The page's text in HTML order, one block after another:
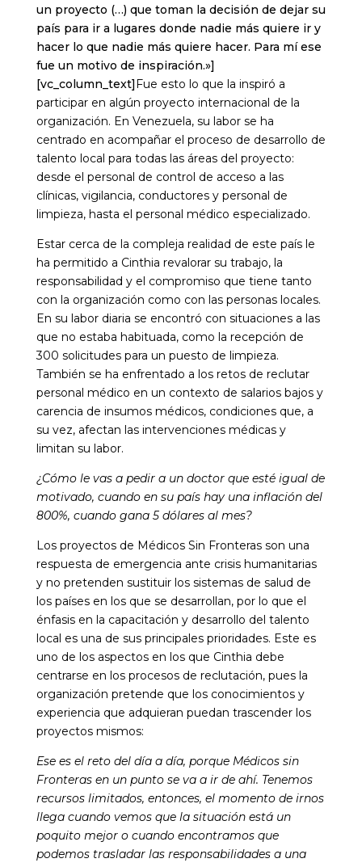
un proyecto (…) que toman la decisión de dejar su
país para ir a lugares donde nadie más quiere ir y
hacer lo que nadie más quiere hacer. Para mí ese
fue un motivo de inspiración.»]
[vc_column_text] Fue esto lo que la inspiró a
participar en algún proyecto internacional de la
organización. En Venezuela, su labor se ha
centrado en acompañar el proceso de desarrollo de
talento local para todas las áreas del proyecto:
desde el personal de control de acceso a las
clínicas, vigilancia, conductores y personal de
limpieza, hasta el personal médico especializado.
Estar cerca de la compleja realidad de este país le
ha permitido a Cinthia revalorar su trabajo, la
responsabilidad y el compromiso que tiene tanto
con la organización como con las personas locales.
En su labor diaria se encontró con situaciones a las
que no estaba habituada, como la recepción de
300 solicitudes para un puesto de limpieza.
También se ha enfrentado a los retos de reclutar
personal médico en un contexto de salarios bajos y
carencia de insumos médicos, condiciones que, a
su vez, afectan las intervenciones médicas y
limitan su labor.
¿Cómo le vas a pedir a un doctor que esté igual de
motivado, cuando en su país hay una inflación del
800%, cuando gana 5 dólares al mes?
Los proyectos de Médicos Sin Fronteras son una
respuesta de emergencia ante crisis humanitarias
y no pretenden sustituir los sistemas de salud de
los países en los que se desarrollan, por lo que el
énfasis en la capacitación y desarrollo del talento
local es una de sus principales prioridades. Este es
uno de los aspectos en los que Cinthia debe
centrarse en los procesos de reclutación, pues la
organización pretende que los conocimientos y
experiencia que adquieran puedan trascender los
proyectos mismos:
Ese es el reto del día a día, porque Médicos sin
Fronteras en un punto se va a ir de ahí. Tenemos
recursos limitados, entonces, el momento de irnos
llega cuando vemos que la situación está un
poquito mejor o cuando encontramos que
podemos trasladar las responsabilidades a una